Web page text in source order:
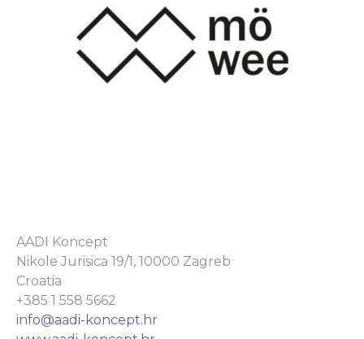
AADI Koncept
Nikole Jurisica 19/1, 10000 Zagreb
Croatia
+385 1 558 5662
info@aadi-koncept.hr